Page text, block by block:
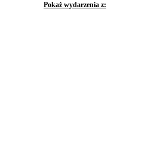
Pokaż wydarzenia z: